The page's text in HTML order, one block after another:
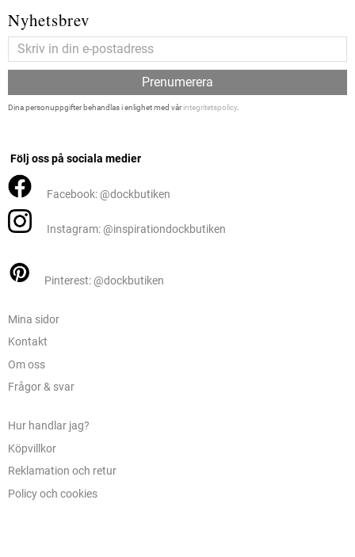
Nyhetsbrev
Prenumerera
Dina personuppgifter behandlas i enlighet med vårintegritetspolicy.
Följ oss på sociala medier
Facebook: @dockbutiken
Instagram: @inspirationdockbutiken
Pinterest: @dockbutiken
Mina sidor
Kontakt
Om oss
Frågor & svar
Hur handlar jag?
Köpvillkor
Reklamation och retur
Policy och cookies